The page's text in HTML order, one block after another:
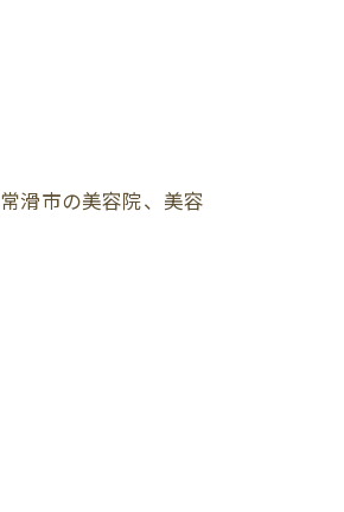
滑市の美容院、美容